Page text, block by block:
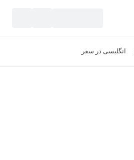
انگلیسی در سفر